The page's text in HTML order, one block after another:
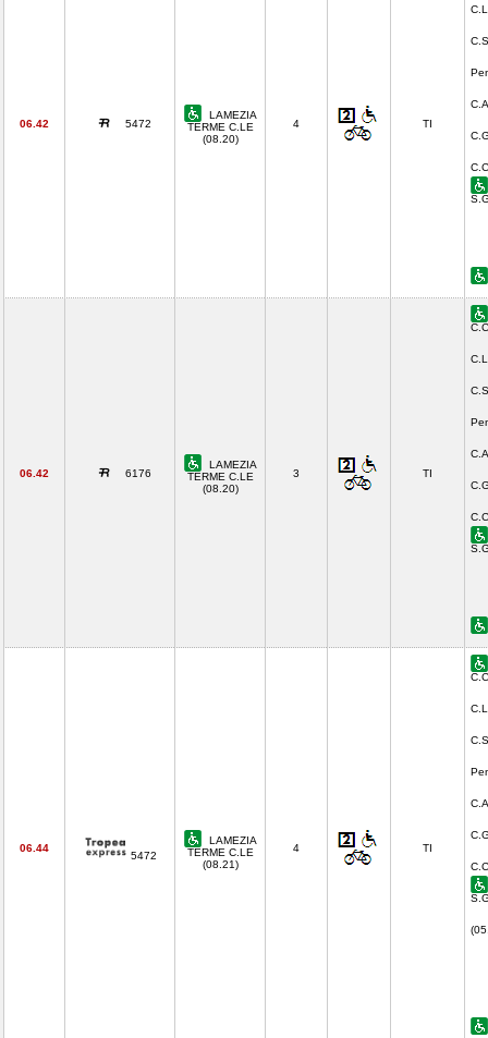
06.42 5472
LAMEZIA
TERME C.LE
(08.20)
4 TI
06.42 6176
LAMEZIA
TERME C.LE
(08.20)
3 TI
06.44
5472
LAMEZIA
TERME C.LE
(08.21)
4 TI